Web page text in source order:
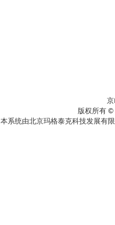
京
版权所有 ©
本系统由北京玛格泰克科技发展有